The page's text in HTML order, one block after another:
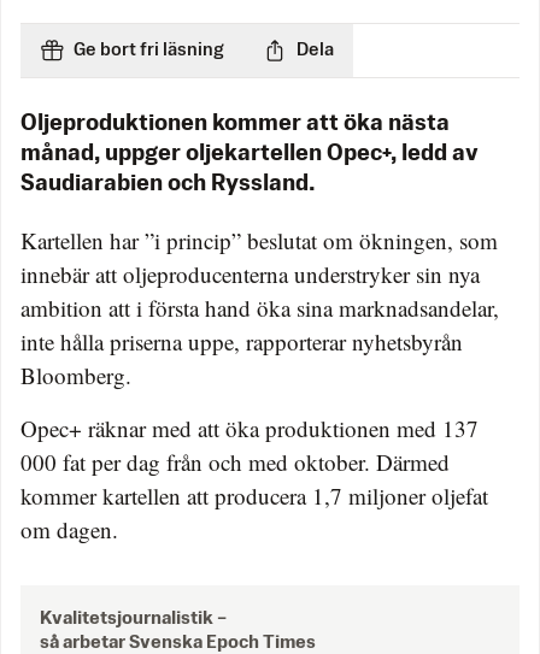
Ge bort fri läsning Dela
Oljeproduktionen kommer att öka nästa
månad, uppger oljekartellen Opec+, ledd av
Saudiarabien och Ryssland.
Kartellen har ”i princip” beslutat om ökningen, som
innebär att oljeproducenterna understryker sin nya
ambition att i första hand öka sina marknadsandelar,
inte hålla priserna uppe, rapporterar nyhetsbyrån
Bloomberg.
Opec+ räknar med att öka produktionen med 137
000 fat per dag från och med oktober. Därmed
kommer kartellen att producera 1,7 miljoner oljefat
om dagen.
Kvalitetsjournalistik –
så arbetar Svenska Epoch Times